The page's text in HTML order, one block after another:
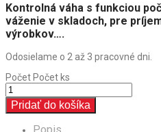
Kontrolná váha s funkciou
váženie v skladoch, pre
výrobkov….
Odosielame o 2 až 3 pracovné dni.
PočetPočet ks
Pridať do košíka
Popis